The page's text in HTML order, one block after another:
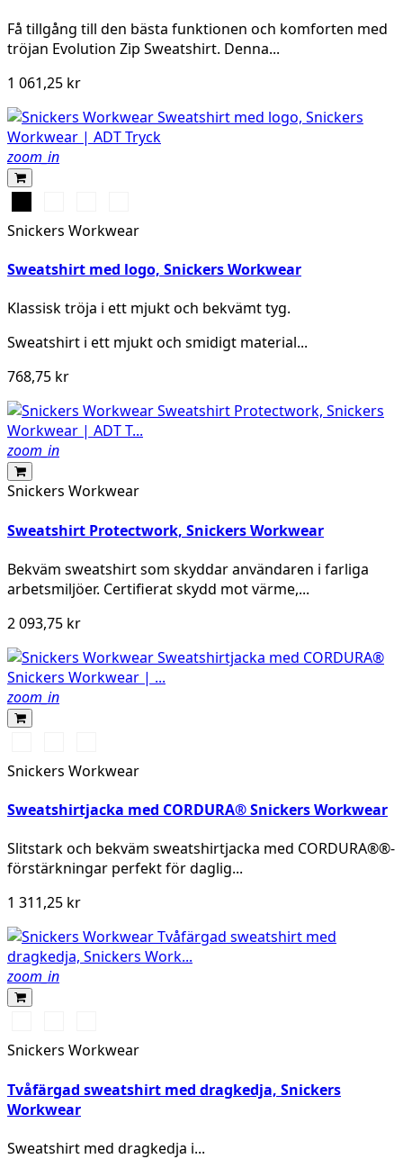
Få tillgång till den bästa funktionen och komforten med
tröjan Evolution Zip Sweatshirt. Denna...
1 061,25 kr
zoom_in
melerad
Snickers Workwear
Sweatshirt med logo, Snickers Workwear
Klassisk tröja i ett mjukt och bekvämt tyg.
Sweatshirt i ett mjukt och smidigt material...
768,75 kr
zoom_in
Snickers Workwear
Sweatshirt Protectwork, Snickers Workwear
Bekväm sweatshirt som skyddar användaren i farliga
arbetsmiljöer. Certifierat skydd mot värme,...
2 093,75 kr
zoom_in
marinblå
stålgrå
Snickers Workwear
Sweatshirtjacka med CORDURA® Snickers Workwear
Slitstark och bekväm sweatshirtjacka med CORDURA®®-
förstärkningar perfekt för daglig...
1 311,25 kr
zoom_in
Snickers Workwear
Tvåfärgad sweatshirt med dragkedja, Snickers
Workwear
Sweatshirt med dragkedja i...